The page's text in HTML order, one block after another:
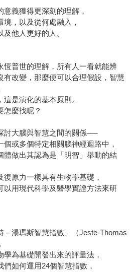
意義獲得更深刻的理解，
，以及從何處融入，
他人更好的人。
恆普世的理解，所有人一看就能辨
有改變，那麼便可以合理假設，智慧
是演化的基本原則。
怎麼找呢？
討大腦與智慧之間的關係──
個或多個特定相關腦神經迴路中，
體做出其認為是「明智」舉動的結
原力一樣具有生物學基礎，
以用現代科學及醫學實證方法來研
－湯瑪斯智慧指數」（Jeste-Thomas
為基礎開發出來的評量法，
如何運用24個智慧指數，